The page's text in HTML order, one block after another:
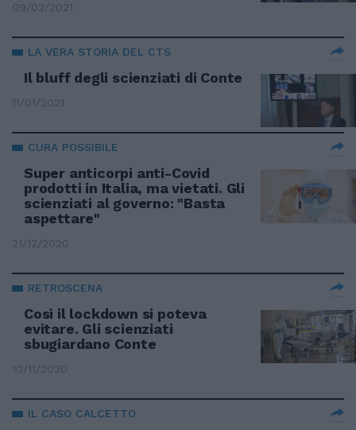
09/02/2021
LA VERA STORIA DEL CTS
Il bluff degli scienziati di Conte
11/01/2021
CURA POSSIBILE
Super anticorpi anti-Covid
prodotti in Italia, ma vietati. Gli
scienziati al governo: "Basta
aspettare"
21/12/2020
RETROSCENA
Così il lockdown si poteva
evitare. Gli scienziati
sbugiardano Conte
10/11/2020
IL CASO CALCETTO